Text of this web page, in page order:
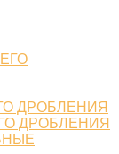
ДРОБЛЕНИЯ
ДРОБЛЕНИЯ